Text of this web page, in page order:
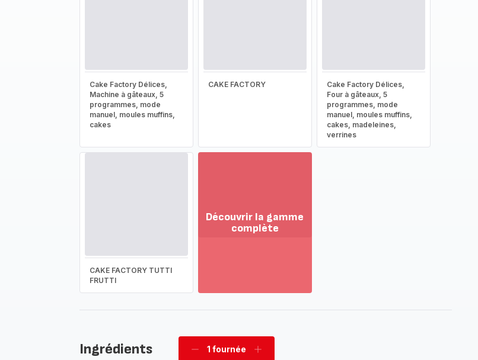
Cake Factory Délices,
Machine à gâteaux, 5
programmes, mode
manuel, moules muffins,
cakes
CAKE FACTORY
Cake Factory Délices,
Four à gâteaux, 5
programmes, mode
manuel, moules muffins,
cakes, madeleines,
verrines
CAKE FACTORY TUTTI
FRUTTI
Découvrir la gamme
complète
Ingrédients
Supprimer
1 fournée
Ajouter